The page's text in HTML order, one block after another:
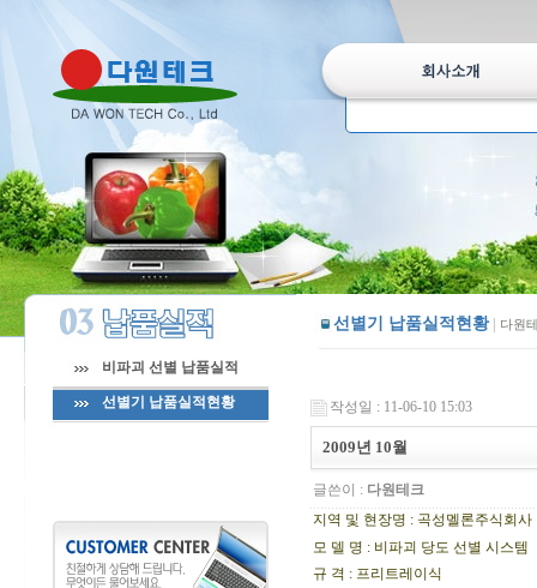
비파괴 선별 납품실적
선별기 납품실적현황
선별기 납품실적현황 다원
작성일 : 11-06-10 15:03
2009년 10월
글쓴이 : 다원테크
지역 및 현장명 : 곡성멜론주식회사
모 델 명 : 비파괴 당도 선별 시스템
규 격 : 프리트레이식